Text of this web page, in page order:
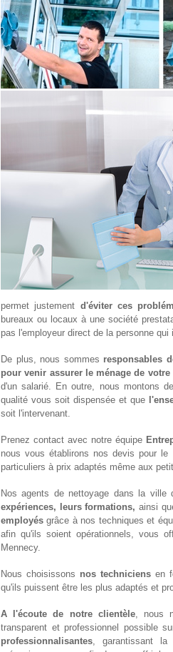
permet justement d'éviter ces
bureaux ou locaux à une société
pas l'employeur direct de la personne
De plus, nous sommes responsables
pour venir assurer le ménage de votre
d'un salarié. En outre, nous montons
qualité vous soit dispensée et que
soit l'intervenant.
Prenez contact avec notre équipe
nous vous établirons nos devis pour
particuliers à prix adaptés même aux
Nos agents de nettoyage dans la
expériences, leurs formations, ainsi
employés grâce à nos techniques et
afin qu'ils soient opérationnels, vous
Mennecy.
Nous choisissons nos techniciensen
qu'ils puissent être les plus adaptés et
A l'écoute de notre clientèle, nous
transparent et professionnel possible
professionnalisantes, garantissant la